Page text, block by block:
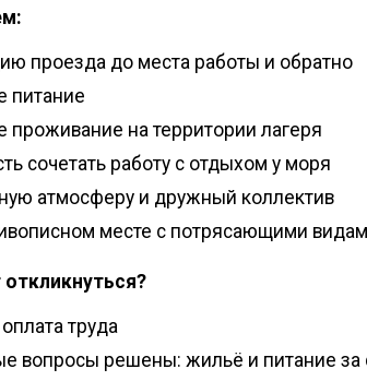
проезда до места работы и обратно
питание
проживание на территории лагеря
сочетать работу с отдыхом у моря
атмосферу и дружный коллектив
месте с потрясающими
труда
вопросы решены: жильё и питание за